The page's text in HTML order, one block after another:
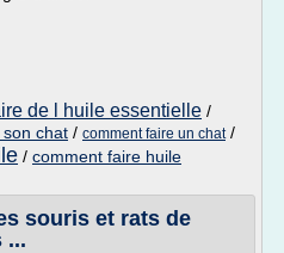
de l huile essentielle /
chat / comment faire un chat/
/ comment faire huile
souris et rats de
...